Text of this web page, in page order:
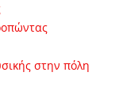
στην πόλη